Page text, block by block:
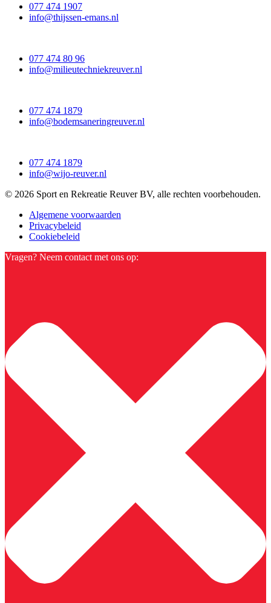
077 474 1907
info@thijssen-emans.nl
077 474 80 96
info@milieutechniekreuver.nl
077 474 1879
info@bodemsaneringreuver.nl
077 474 1879
info@wijo-reuver.nl
© 2026 Sport en Rekreatie Reuver BV, alle rechten voorbehouden.
Algemene voorwaarden
Privacybeleid
Cookiebeleid
Vragen? Neem contact met ons op: